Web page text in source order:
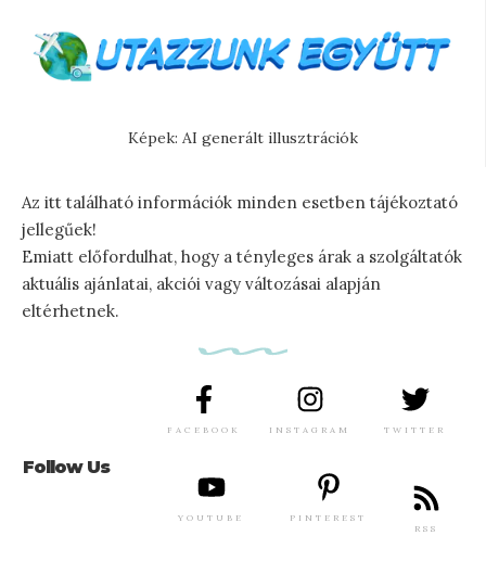
Képek: AI generált illusztrációk
Az itt található információk minden esetben tájékoztató
jellegűek!
Emiatt előfordulhat, hogy a tényleges árak a szolgáltatók
aktuális ajánlatai, akciói vagy változásai alapján
eltérhetnek.
Follow Us
FACEBOOK INSTAGRAM TWITTER
YOUTUBE
PINTEREST
RSS